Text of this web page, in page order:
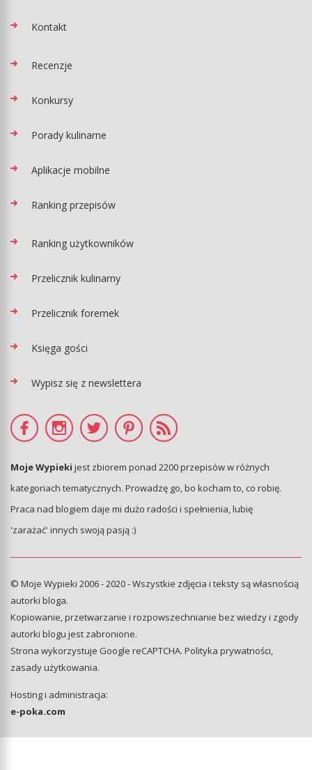
Kontakt
Recenzje
Konkursy
Porady kulinarne
Aplikacje mobilne
Ranking przepisów
Ranking użytkowników
Przelicznik kulinarny
Przelicznik foremek
Księga gości
Wypisz się z newslettera
Moje Wypieki jest zbiorem ponad 2200 przepisów w różnych
kategoriach tematycznych. Prowadzę go, bo kocham to, co robię.
Praca nad blogiem daje mi dużo radości i spełnienia, lubię
'zarażać' innych swoją pasją :)
© Moje Wypieki 2006 - 2020 - Wszystkie zdjęcia i teksty są własnością
autorki bloga.
Kopiowanie, przetwarzanie i rozpowszechnianie bez wiedzy i zgody
autorki blogu jest zabronione.
Strona wykorzystuje Google reCAPTCHA. Polityka prywatności,
zasady użytkowania.
Hosting i administracja:
e-poka.com